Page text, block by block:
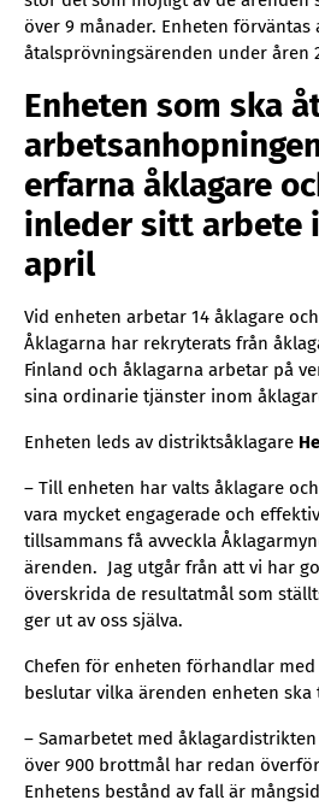
över 9 månader. Enheten förväntas
åtalsprövningsärenden under åren
Enheten som ska
erfarna åklagare
inleder sitt arbete
april
Vid enheten arbetar 14 åklagare
Åklagarna har rekryterats från
Finland och åklagarna arbetar på
sina ordinarie tjänster inom
Enheten leds av distriktsåklagare
– Till enheten har valts åklagare
vara mycket engagerade och
tillsammans få avveckla
ärenden. Jag utgår från att vi har
överskrida de resultatmål som
ger ut av oss själva.
Chefen för enheten förhandlar
beslutar vilka ärenden enheten
– Samarbetet med
över 900 brottmål har redan
Enhetens bestånd av fall är